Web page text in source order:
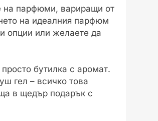
на парфюми, вариращи от
на идеалния парфюм
опции или желаете да
бутилка с аромат.
гел – всичко това
в щедър подарък с